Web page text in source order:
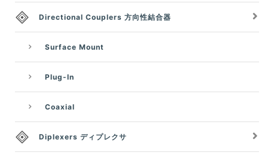
Directional Couplers 方向性結合器
Surface Mount
Plug-In
Coaxial
Diplexers ディプレクサ